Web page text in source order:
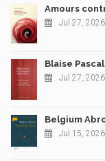
Amours
Jul 27, 2026
Blaise
Jul 27, 2026
Belgium
Jul 15, 2026